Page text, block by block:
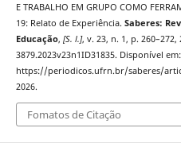
E TRABALHO EM GRUPO COMO
19: Relato de Experiência. Saberes:
Educação, [S. l.], v. 23, n. 1, p.
3879.2023v23n1ID31835. Disponível em:
https://periodicos.ufrn.br/saberes/
2026.
Fomatos de Citação